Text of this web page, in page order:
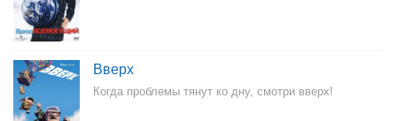
Вверх
Когда проблемы тянут ко дну, смотри вверх!